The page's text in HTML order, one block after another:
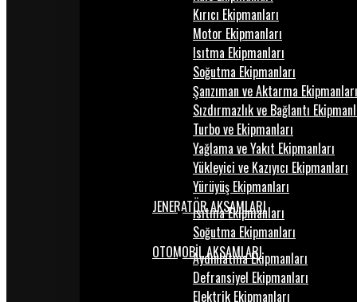
Kırıcı Ekipmanları
Motor Ekipmanları
Isıtma Ekipmanları
Soğutma Ekipmanları
Şanzıman ve Aktarma Ekipmanları
Sızdırmazlık ve Bağlantı
Turbo ve Ekipmanları
Yağlama ve Yakıt Ekipmanları
Yükleyici ve Kazıyıcı Ekipmanları
Yürüyüş Ekipmanları
JENERATÖR AKSAMLARI
Isıtma Ekipmanları
Soğutma Ekipmanları
OTOMOBİL AKSAMLARI
Aydınlatma Ekipmanları
Defransiyel Ekipmanları
Elektrik Ekipmanları